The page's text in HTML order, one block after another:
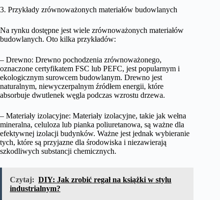
3. Przykłady zrównoważonych materiałów budowlanych
Na rynku dostępne jest wiele zrównoważonych materiałów
budowlanych. Oto kilka przykładów:
– Drewno: Drewno pochodzenia zrównoważonego,
oznaczone certyfikatem FSC lub PEFC, jest popularnym i
ekologicznym surowcem budowlanym. Drewno jest
naturalnym, niewyczerpalnym źródłem energii, które
absorbuje dwutlenek węgla podczas wzrostu drzewa.
– Materiały izolacyjne: Materiały izolacyjne, takie jak wełna
mineralna, celuloza lub pianka poliuretanowa, są ważne dla
efektywnej izolacji budynków. Ważne jest jednak wybieranie
tych, które są przyjazne dla środowiska i niezawierają
szkodliwych substancji chemicznych.
Czytaj: DIY: Jak zrobić regał na książki w stylu
industrialnym?